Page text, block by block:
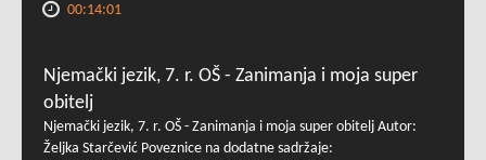
00:14:01
Njemački jezik, 7. r. OŠ - Zanimanja i moja super
obitelj
Njemački jezik, 7. r. OŠ - Zanimanja i moja super obitelj Autor:
Željka Starčević Poveznice na dodatne sadržaje: